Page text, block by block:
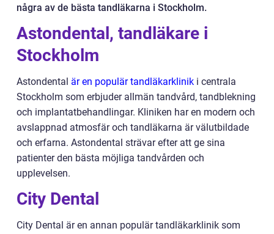
några av de bästa tandläkarna i Stockholm.
Astondental, tandläkare i
Stockholm
Astondental är en populär tandläkarklinik i centrala
Stockholm som erbjuder allmän tandvård, tandblekning
och implantatbehandlingar. Kliniken har en modern och
avslappnad atmosfär och tandläkarna är välutbildade
och erfarna. Astondental strävar efter att ge sina
patienter den bästa möjliga tandvården och
upplevelsen.
City Dental
City Dental är en annan populär tandläkarklinik som